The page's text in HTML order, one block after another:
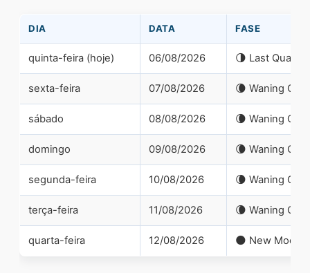
DIA DATA FASE
quinta-feira (hoje) 06/08/2026 🌗 Last Quarter
sexta-feira 07/08/2026 🌘 Waning
sábado 08/08/2026 🌘 Waning
domingo 09/08/2026 🌘 Waning
segunda-feira 10/08/2026 🌘 Waning
terça-feira 11/08/2026 🌘 Waning
quarta-feira 12/08/2026 🌑 New Moon